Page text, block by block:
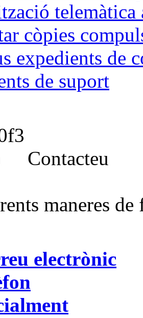
telemàtica
còpies
expedients de
de suport
Contacteu
maneres de
electrònic